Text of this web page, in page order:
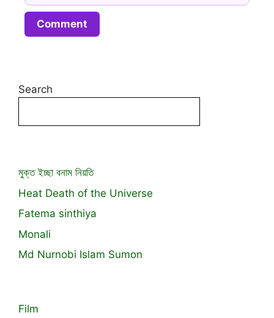
Search
মুক্ত ইচ্ছা বনাম নিয়তি
Heat Death of the Universe
Fatema sinthiya
Monali
Md Nurnobi Islam Sumon
Film